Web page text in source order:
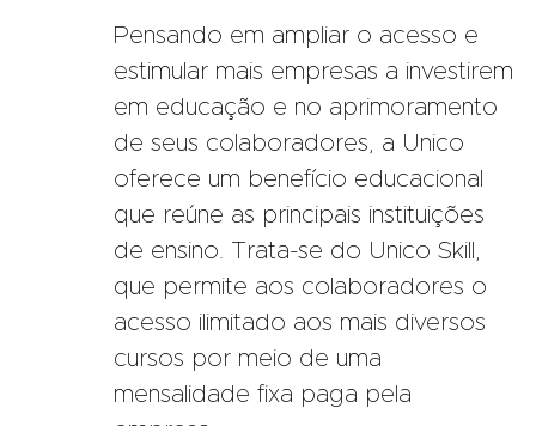
Pensando em ampliar o acesso e
estimular mais empresas a investirem
em educação e no aprimoramento
de seus colaboradores, a Unico
oferece um benefício educacional
que reúne as principais instituições
de ensino. Trata-se do Unico Skill,
que permite aos colaboradores o
acesso ilimitado aos mais diversos
cursos por meio de uma
mensalidade fixa paga pela